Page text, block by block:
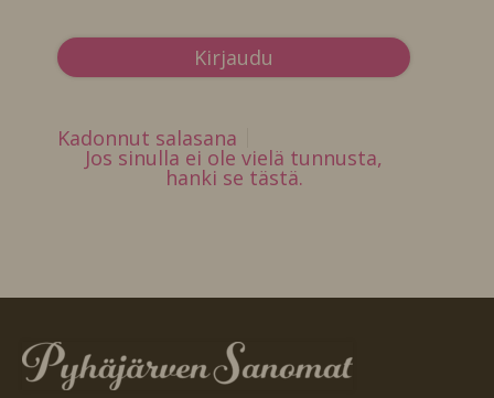
Kadonnut salasana
Jos sinulla ei ole vielä tunnusta,
hanki se tästä.